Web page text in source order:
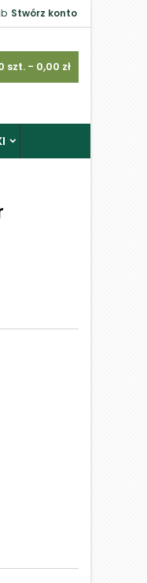
Stwórz konto
szt. - 0,00 zł